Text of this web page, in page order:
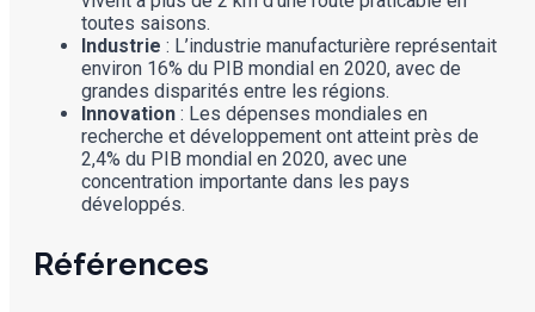
toutes saisons.
Industrie : L’industrie manufacturière représentait
environ 16% du PIB mondial en 2020, avec de
grandes disparités entre les régions.
Innovation : Les dépenses mondiales en
recherche et développement ont atteint près de
2,4% du PIB mondial en 2020, avec une
concentration importante dans les pays
développés.
Références